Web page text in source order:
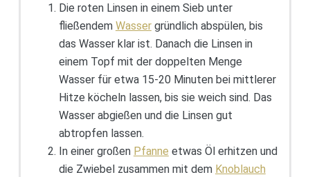
Die roten Linsen in einem Sieb unter
fließendem Wassergründlich abspülen, bis
das Wasser klar ist. Danach die Linsen in
einem Topf mit der doppelten Menge
Wasser für etwa 15-20 Minuten bei mittlerer
Hitze köcheln lassen, bis sie weich sind. Das
Wasser abgießen und die Linsen gut
abtropfen lassen.
In einer großen Pfanne etwas Öl erhitzen und
die Zwiebel zusammen mit dem Knoblauch